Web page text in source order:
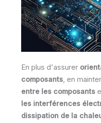
En plus d'assurer
composants, en
entre les composants
les interférences
dissipation de la